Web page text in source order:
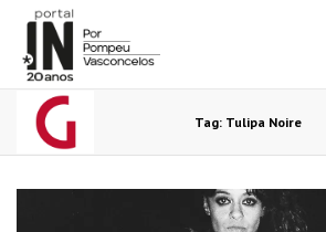
Tag: Tulipa Noire